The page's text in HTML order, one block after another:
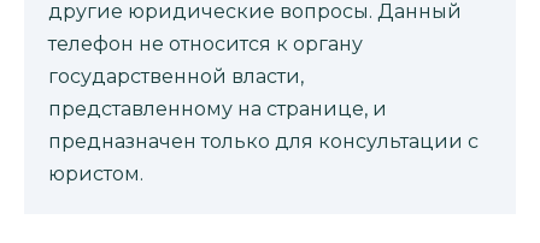
другие юридические вопросы. Данный
телефон не относится к органу
государственной власти,
представленному на странице, и
предназначен только для консультации с
юристом.